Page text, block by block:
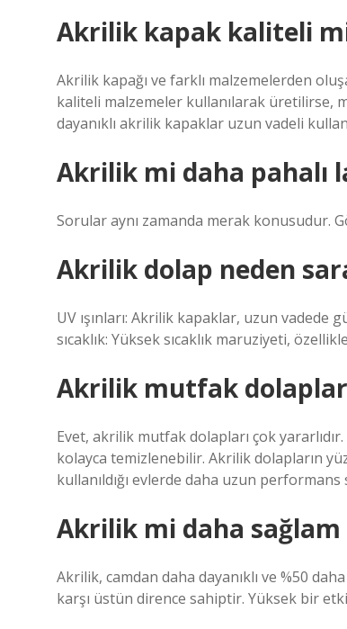
Akrilik kapak kaliteli
Akrilik kapağı ve farklı malzemelerden
kaliteli malzemeler kullanılarak üretilirse,
dayanıklı akrilik kapaklar uzun vadeli
Akrilik mi daha pahalı
Sorular aynı zamanda merak konusudur.
Akrilik dolap neden
UV ışınları: Akrilik kapaklar, uzun vadede
sıcaklık: Yüksek sıcaklık maruziyeti,
Akrilik mutfak
Evet, akrilik mutfak dolapları çok
kolayca temizlenebilir. Akrilik dolapların
kullanıldığı evlerde daha uzun performans
Akrilik mi daha
Akrilik, camdan daha dayanıklı ve %50
karşı üstün dirence sahiptir. Yüksek bir etki